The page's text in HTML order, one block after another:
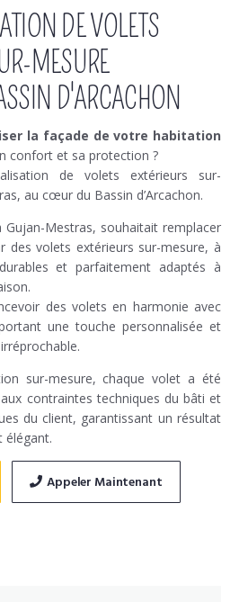
DE VOLETS
MESURE
D'ARCACHON
la façade de votre habitation
confort et sa protection ?
de volets extérieurs sur-
au cœur du Bassin d’Arcachon.
Mestras, souhaitait remplacer
des volets extérieurs sur-mesure, à
et parfaitement adaptés à
des volets en harmonie avec
une touche personnalisée et
sur-mesure, chaque volet a été
contraintes techniques du bâti et
du client, garantissant un résultat
élégant.
Appeler Maintenant